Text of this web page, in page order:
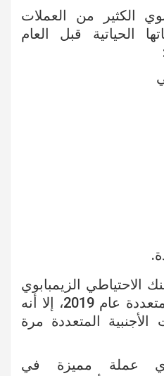
الكثير من العملات
الحياتية قبل العام
الاحتياطي الزيمبابوي
بإلغاء نظام العملات المتعددة عام 2019، إلا أنه
المتعددة مرة
عملة مميزة في